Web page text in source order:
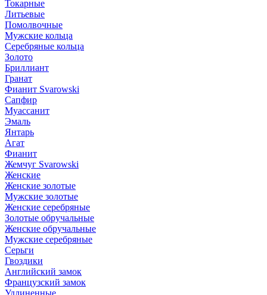
Токарные
Литьевые
Помолвочные
Мужские кольца
Серебряные кольца
Золото
Бриллиант
Гранат
Фианит Svarowski
Сапфир
Муассанит
Эмаль
Янтарь
Агат
Фианит
Жемчуг Svarowski
Женские
Женские золотые
Мужские золотые
Женские серебряные
Золотые обручальные
Женские обручальные
Мужские серебряные
Серьги
Гвоздики
Английский замок
Французский замок
Удлиненные